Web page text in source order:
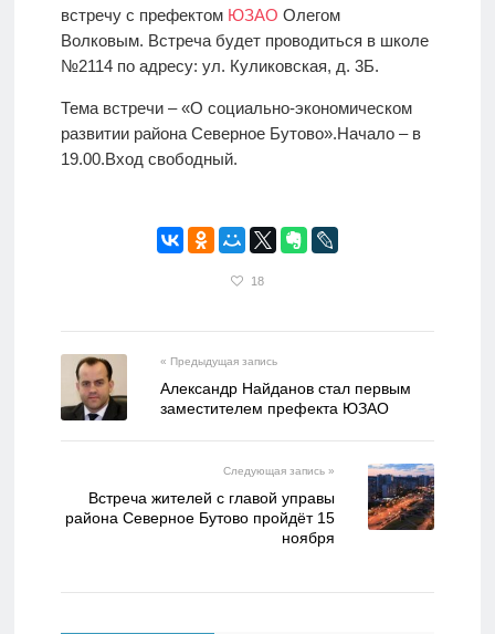
встречу с префектом ЮЗАО Олегом
Волковым. Встреча будет проводиться в школе
№2114 по адресу: ул. Куликовская, д. 3Б.
Тема встречи – «О социально-экономическом
развитии района Северное Бутово».Начало – в
19.00.Вход свободный.
18
« Предыдущая запись
Александр Найданов стал первым
заместителем префекта ЮЗАО
Следующая запись »
Встреча жителей с главой управы
района Северное Бутово пройдёт 15
ноября